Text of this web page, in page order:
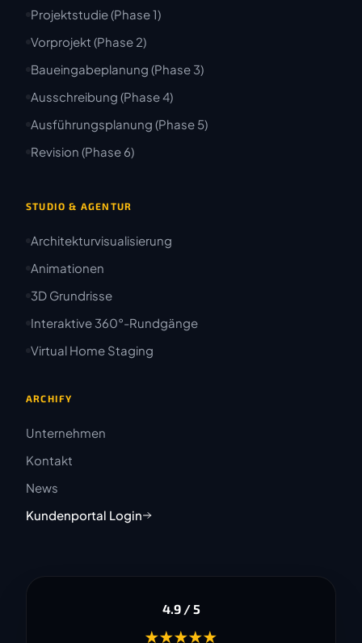
Projektstudie (Phase 1)
Vorprojekt (Phase 2)
Baueingabeplanung (Phase 3)
Ausschreibung (Phase 4)
Ausführungsplanung (Phase 5)
Revision (Phase 6)
STUDIO & AGENTUR
Architekturvisualisierung
Animationen
3D Grundrisse
Interaktive 360°-Rundgänge
Virtual Home Staging
ARCHIFY
Unternehmen
Kontakt
News
Kundenportal Login
4.9 / 5
★★★★★